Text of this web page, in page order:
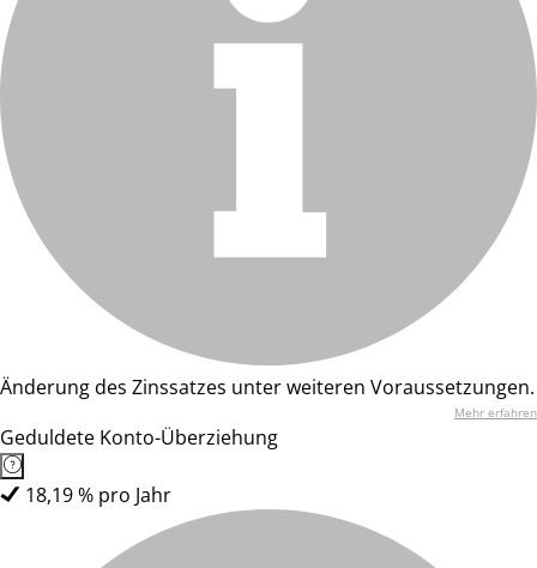
Änderung des Zinssatzes unter weiteren Voraussetzungen.
Mehr erfahren
Geduldete Konto-Überziehung
18,19 % pro Jahr